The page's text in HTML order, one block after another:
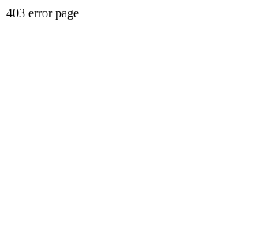
403 error page